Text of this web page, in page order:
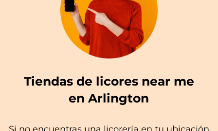
Tiendas de licores near me
en Arlington
Si no encuentras una licorería en tu ubicación